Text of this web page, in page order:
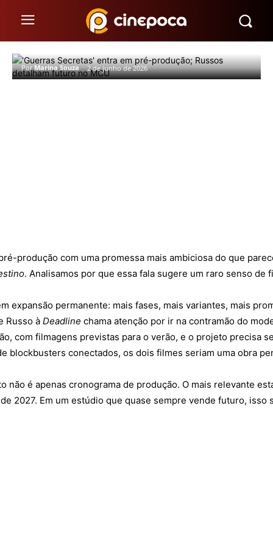
‘Guerras Secretas’ entra em pré-
produção; Russos detalham futuro
Por Marina Souza 2 de junho de 2026
produção com uma promessa mais ambiciosa do que
. Analisamos por que essa fala sugere um raro senso de
expansão permanente: mais fases, mais variantes, mais
Russo à Deadline chama atenção por ir na contramão do
com filmagens previstas para o verão, e o projeto precisa
blockbusters conectados, os dois filmes seriam uma obra
não é apenas cronograma de produção. O mais relevante
2027. Em um estúdio que quase sempre vende futuro,